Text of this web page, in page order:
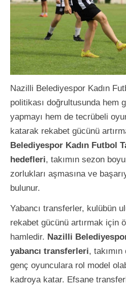
Nazilli Belediyespor Kadın
politikası doğrultusunda hem
yapmayı hem de tecrübeli
katarak rekabet gücünü
Belediyespor Kadın Futbol
hedefleri, takımın sezon
zorlukları aşmasına ve
bulunur.
Yabancı transferler, kulübün
rekabet gücünü artırmak için
hamledir. Nazilli
yabancı transferleri,
genç oyunculara rol model
kadroya katar. Efsane